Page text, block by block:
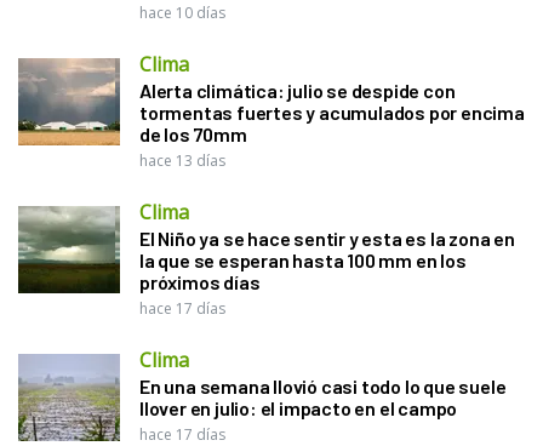
hace 10 días
Clima
Alerta climática: julio se despide con
tormentas fuertes y acumulados por encima
de los 70mm
hace 13 días
Clima
El Niño ya se hace sentir y esta es la zona en
la que se esperan hasta 100 mm en los
próximos días
hace 17 días
Clima
En una semana llovió casi todo lo que suele
llover en julio: el impacto en el campo
hace 17 días